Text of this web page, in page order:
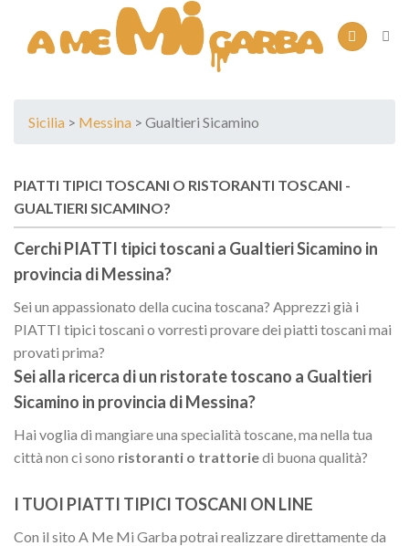
content
Sicilia > Messina > Gualtieri Sicamino
PIATTI TIPICI TOSCANI O RISTORANTI TOSCANI -
GUALTIERI SICAMINO?
Cerchi PIATTI tipici toscani a Gualtieri Sicamino in
provincia diMessina?
Sei un appassionato della cucina toscana? Apprezzi già i
PIATTI tipici toscani o vorresti provare dei piatti toscani mai
provati prima?
Sei alla ricerca di un ristorate toscano a Gualtieri
Sicamino in provincia diMessina?
Hai voglia di mangiare una specialità toscane, ma nella tua
città non ci sono ristoranti o trattoriedi buona qualità?
I TUOI PIATTI TIPICI TOSCANI ON LINE
Con il sito A Me Mi Garba potrai realizzare direttamente da